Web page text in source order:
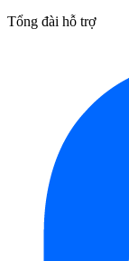
Tổng đài hỗ trợ